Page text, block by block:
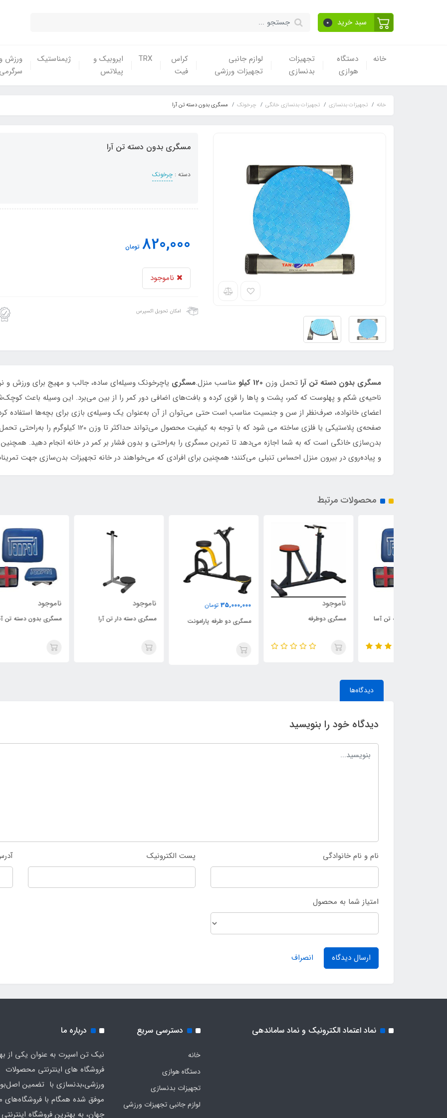
سبد خرید 0
خانه
دستگاه
هوازی
تجهیزات
بدنسازی
لوازم جانبی
تجهیزات ورزشی
کراس
فیت
TRX
ایروبیک و
پیلاتس
ژیمناستیک
ورزش و
سرگرمی
خانه تجهیزات بدنسازی تجهیزات بدنسازی خانگی چرخونک مسگری بدون دسته تن آرا
مسگری بدون دسته تن آرا
دسته : چرخونک
820,000 تومان
ناموجود
امکان تحویل اکسپرس
مسگری بدون دسته تن آرا تحمل وزن 120 کیلو مناسب منزل.مسگری یاچرخونک وسیله‌ای ساده، جالب و مهیج برای ورزش و
ناحیه‌ی شکم و پهلوست که کمر، پشت و پاها را قوی کرده و بافت‌های اضافی دور کمر را از بین می‌برد. این وسیله باعث
اعضای خانواده، صرف‌نظر از سن و جنسیت مناسب است حتی می‌توان از آن به‌عنوان یک وسیله‌ی بازی برای بچه‌ها استفاده
صفحه‌ی پلاستیکی یا فلزی ساخته می شود که با توجه به
بدن‌سازی خانگی است که به شما اجازه می‌دهد تا تمرین مسگری را به‌راحتی و بدون فشار بر کمر در خانه انجام دهید.
و پیاده‌روی در بیرون منزل احساس تنبلی می‌کنند؛ همچنین برای افرادی که می‌خواهند در خانه تجهیزات بدن‌سازی جهت
محصولات مرتبط
مسگری دوطرفه
تومان
مسگری دو طرفه پارامونت
مسگری دسته دار تن آرا مسگری بدون دسته تن آسا
دیدگاه‌ها
دیدگاه خود را بنویسید
نام و نام خانوادگی پست الکترونیک
امتیاز شما به محصول
ارسال دیدگاه انصراف
نماد اعتماد الکترونیک و نماد ساماندهی دسترسی سریع
خانه
دستگاه هوازی
تجهیزات بدنسازی
لوازم جانبی تجهیزات ورزشی
درباره ما
نیک تن اسپرت به عنوان یکی از
فروشگاه های اینترنتی محصولات
ورزشی،بدنسازی با تضمین
موفق شده همگام با فروشگاه‌های
جهان، به بهترین فروشگاه